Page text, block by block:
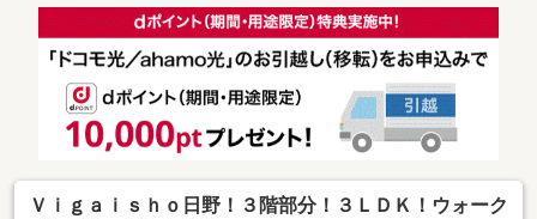
Ｖｉｇａｉｓｈｏ日野！３階部分！３ＬＤＫ！ウォーク